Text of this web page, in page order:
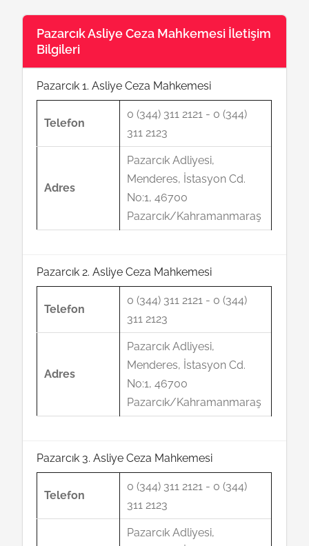
Pazarcık Asliye Ceza Mahkemesi İletişim
Bilgileri
Pazarcık 1. Asliye Ceza Mahkemesi
Telefon
0 (344) 311 2121 - 0 (344)
311 2123
Adres
Pazarcık Adliyesi,
Menderes, İstasyon Cd.
No:1, 46700
Pazarcık/Kahramanmaraş
Pazarcık 2. Asliye Ceza Mahkemesi
Telefon
0 (344) 311 2121 - 0 (344)
311 2123
Adres
Pazarcık Adliyesi,
Menderes, İstasyon Cd.
No:1, 46700
Pazarcık/Kahramanmaraş
Pazarcık 3. Asliye Ceza Mahkemesi
Telefon
0 (344) 311 2121 - 0 (344)
311 2123
Pazarcık Adliyesi,